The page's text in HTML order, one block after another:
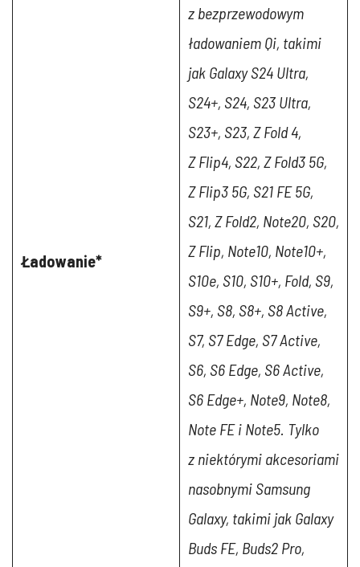
Ładowanie*
z bezprzewodowym
ładowaniem Qi, takimi
jak Galaxy S24 Ultra,
S24+, S24, S23 Ultra,
S23+, S23, Z Fold 4,
Z Flip4, S22, Z Fold3 5G,
Z Flip3 5G, S21 FE 5G,
S21, Z Fold2, Note20, S20,
Z Flip, Note10, Note10+,
S10e, S10, S10+, Fold, S9,
S9+, S8, S8+, S8 Active,
S7, S7 Edge, S7 Active,
S6, S6 Edge, S6 Active,
S6 Edge+, Note9, Note8,
Note FE i Note5. Tylko
z niektórymi akcesoriami
nasobnymi Samsung
Galaxy, takimi jak Galaxy
Buds FE, Buds2 Pro,